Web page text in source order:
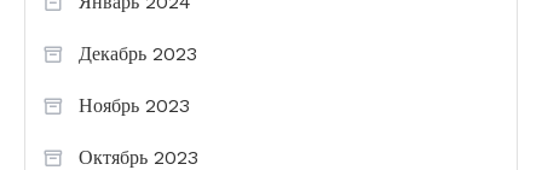
Декабрь 2023
Ноябрь 2023
Октябрь 2023